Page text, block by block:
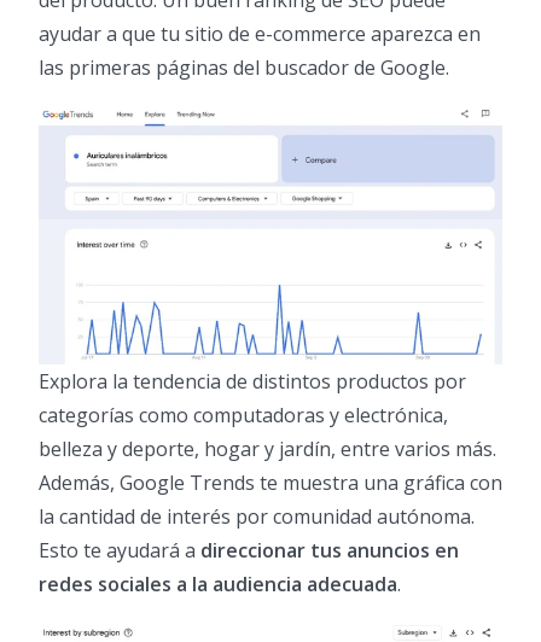
ayudar a que tu sitio de e-commerce aparezca en
las primeras páginas del buscador de Google.
Explora la tendencia de distintos productos por
categorías como computadoras y electrónica,
belleza y deporte, hogar y jardín, entre varios más.
Además, Google Trends te muestra una gráfica con
la cantidad de interés por comunidad autónoma.
Esto te ayudará a direccionar tus anuncios en
redes sociales a la audiencia adecuada.